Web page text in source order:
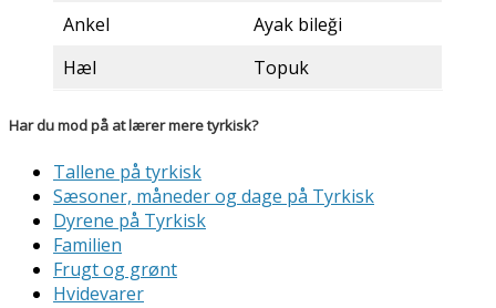
Ankel
Ayak bileği
Hæl
Topuk
Har du mod på at lærer mere tyrkisk?
Tallene på tyrkisk
Sæsoner, måneder og dage på Tyrkisk
Dyrene på Tyrkisk
Familien
Frugt og grønt
Hvidevarer